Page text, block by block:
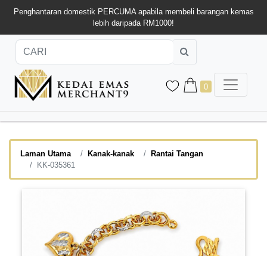
Penghantaran domestik PERCUMA apabila membeli barangan kemas
lebih daripada RM1000!
0
Laman Utama Kanak-kanak
Rantai Tangan
KK-035361